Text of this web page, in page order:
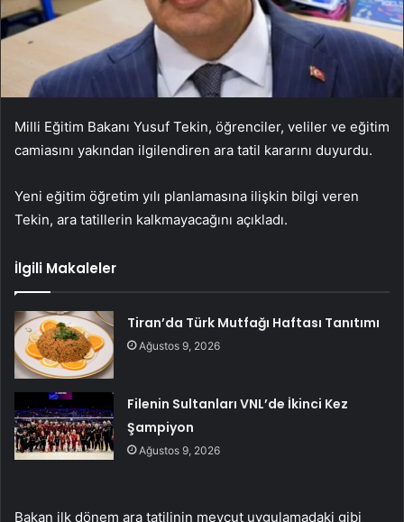
Milli Eğitim Bakanı Yusuf Tekin, öğrenciler, veliler ve eğitim
camiasını yakından ilgilendiren ara tatil kararını duyurdu.
Yeni eğitim öğretim yılı planlamasına ilişkin bilgi veren
Tekin, ara tatillerin kalkmayacağını açıkladı.
İlgili Makaleler
Tiran’da Türk Mutfağı Haftası Tanıtımı
Ağustos 9, 2026
Filenin Sultanları VNL’de İkinci Kez
Şampiyon
Ağustos 9, 2026
Bakan ilk dönem ara tatilinin mevcut uygulamadaki gibi